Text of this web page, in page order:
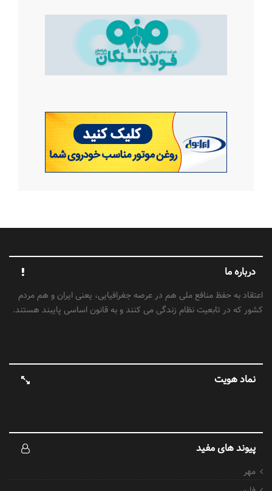
درباره ما
اعتقاد به حفظ منافع ملی هم در عرصه جغرافیایی، یعنی ایران و هم مردم
کشور که در تابعیت نظام زندگی می کنند و به قانون اساسی پایبند هستند.
نماد هویت
پیوند های مفید
مهر